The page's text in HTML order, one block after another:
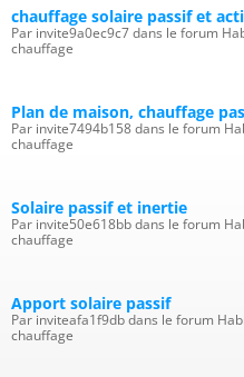
chauffage solaire passif et
Par invite9a0ec9c7 dans le forum
chauffage
Plan de maison, chauffage
Par invite7494b158 dans le forum
chauffage
Solaire passif et inertie
Par invite50e618bb dans le forum
chauffage
Apport solaire passif
Par inviteafa1f9db dans le forum
chauffage